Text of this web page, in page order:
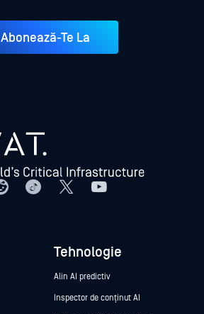
Abonează-Te La
Tehnologie
Alin AI predictiv
Inspector de conținut AI